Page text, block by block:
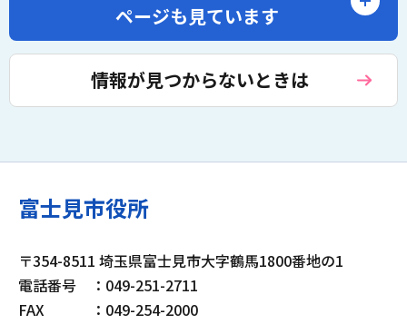
ページも見ています
情報が見つからないときは
富士見市役所
〒354-8511 埼玉県富士見市大字鶴馬1800番地の1
電話番号
：049-251-2711
FAX
：049-254-2000